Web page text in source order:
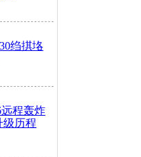
绉掑垎
程轰炸
级历程